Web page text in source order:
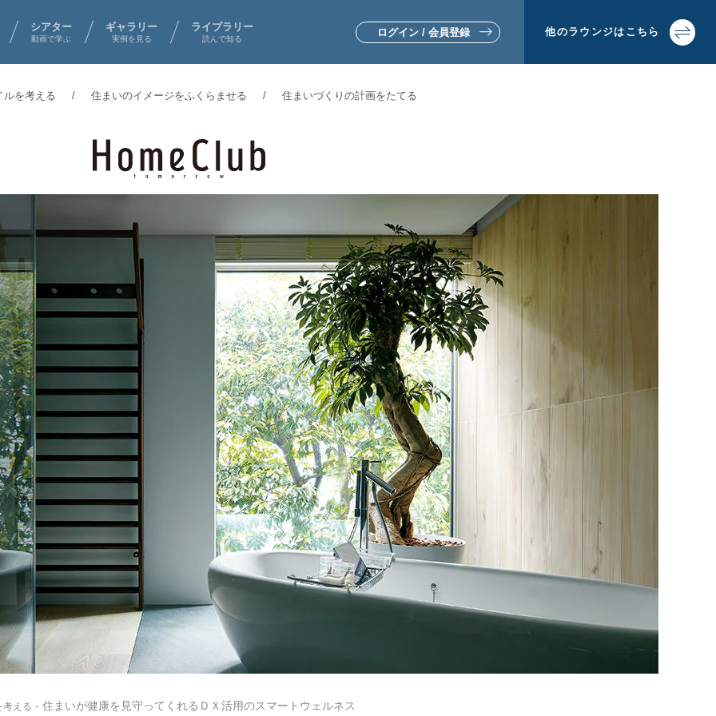
シアター
動画で学ぶ
ギャラリー
実例を見る
ライブラリー
読んで知る
ログイン / 会員登録 他のラウンジは こちら
▼土地活用・賃貸経営をお考えの方
ルを考える 住まいのイメージをふくらませる 住まいづくりの計画をたてる
考える - 住まいが健康を見守ってくれるＤＸ活用のスマートウェルネス